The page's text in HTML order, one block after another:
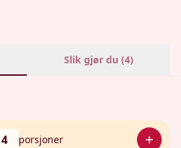
Slik gjør du (4)
4 porsjoner